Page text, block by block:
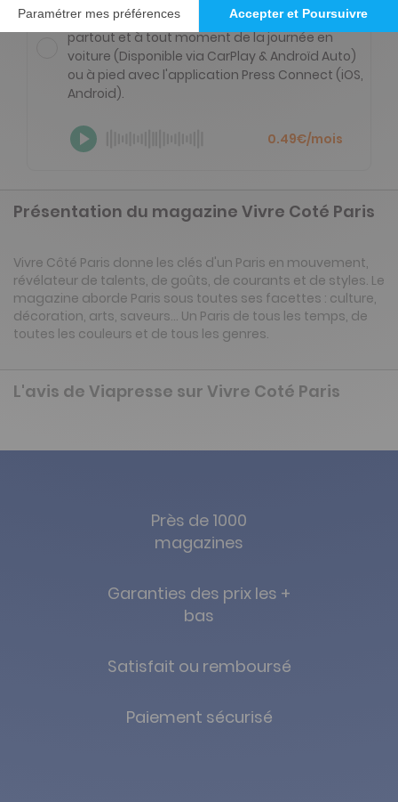
Ecoutez tous les articles de votre magazine
partout et à tout moment de la journée en
voiture (Disponible via CarPlay & Androïd Auto)
ou à pied avec l'application Press Connect (iOS,
Android).
0.49€/mois
Présentation du magazine Vivre Coté Paris
Vivre Côté Paris donne les clés d'un Paris en mouvement,
révélateur de talents, de goûts, de courants et de styles. Le
magazine aborde Paris sous toutes ses facettes : culture,
décoration, arts, saveurs... Un Paris de tous les temps, de
toutes les couleurs et de tous les genres.
L'avis de Viapresse sur Vivre Coté Paris
Près de 1000
magazines
Garanties des prix les +
bas
Satisfait ou remboursé
Paiement sécurisé